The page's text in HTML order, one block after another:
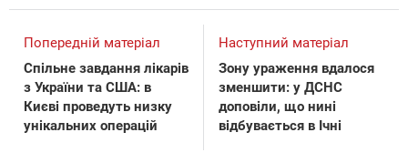
Попередній матеріал
Спільне завдання лікарів
з України та США: в
Києві проведуть низку
унікальних операцій
Наступний матеріал
Зону ураження вдалося
зменшити: у ДСНС
доповіли, що нині
відбувається в Ічні